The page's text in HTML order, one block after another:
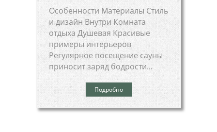
Особенности Материалы Стиль
и дизайн Внутри Комната
отдыха Душевая Красивые
примеры интерьеров
Регулярное посещение сауны
приносит заряд бодрости...
Подробно